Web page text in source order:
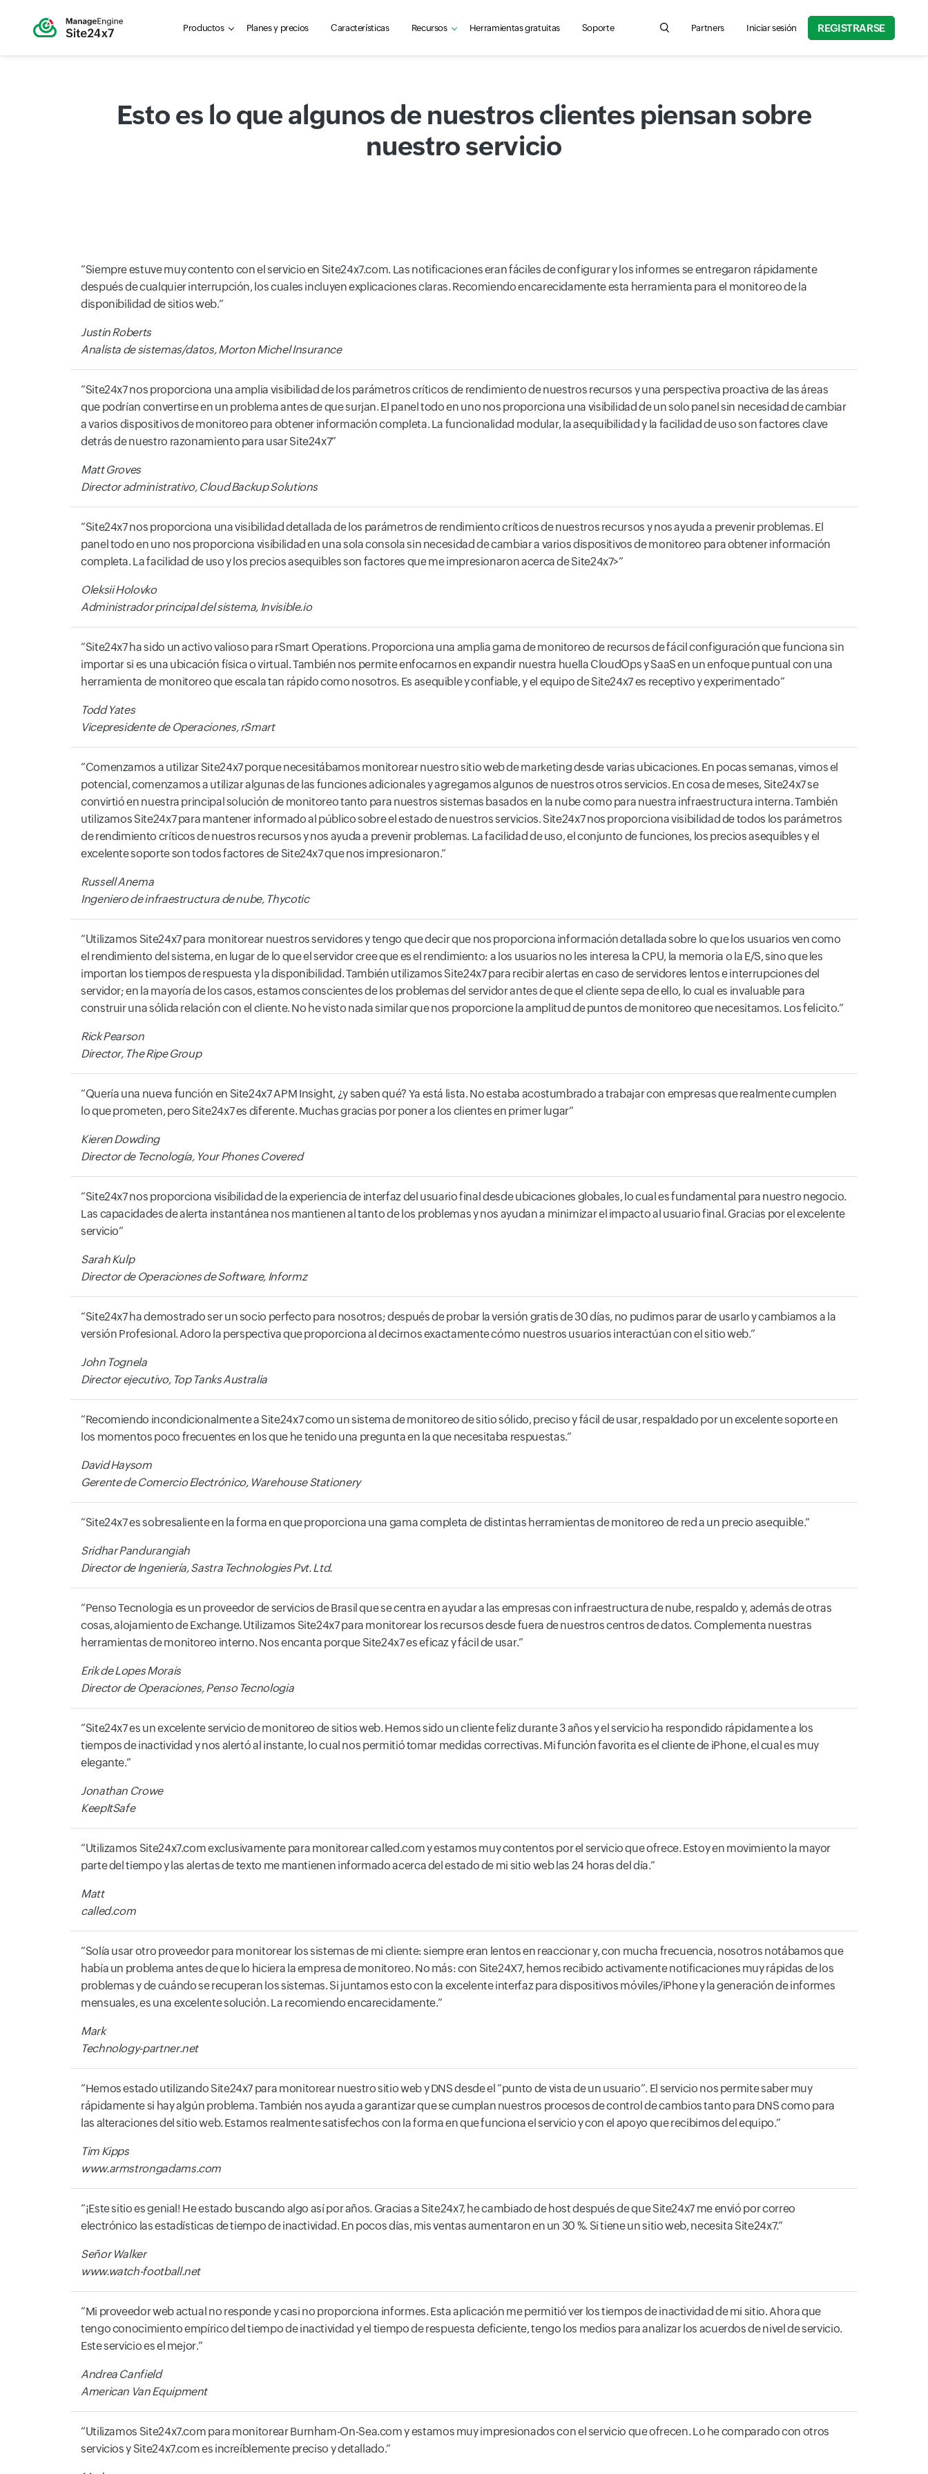
Productos Planes y precios Características Recursos Herramientas gratuitas Soporte Search for product information, help articles, and
Partners Iniciar sesión REGISTRARSE
Esto es lo que algunos de nuestros clientes piensan sobre
nuestro servicio
Siempre estuve muy contento con el servicio en Site24x7.com. Las notificaciones eran fáciles de configurar y los informes se entregaron rápidamente
después de cualquier interrupción, los cuales incluyen explicaciones claras. Recomiendo encarecidamente esta herramienta para el monitoreo de la
disponibilidad de sitios web.
Justin Roberts
Analista de sistemas/datos, Morton Michel Insurance
Site24x7 nos proporciona una amplia visibilidad de los parámetros críticos de rendimiento de nuestros recursos y una perspectiva proactiva de las áreas
que podrían convertirse en un problema antes de que surjan. El panel todo en uno nos proporciona una visibilidad de un solo panel sin necesidad de cambiar
a varios dispositivos de monitoreo para obtener información completa. La funcionalidad modular, la asequibilidad y la facilidad de uso son factores clave
detrás de nuestro razonamiento para usar Site24x7
Matt Groves
Director administrativo, Cloud Backup Solutions
Site24x7 nos proporciona una visibilidad detallada de los parámetros de rendimiento críticos de nuestros recursos y nos ayuda a prevenir problemas. El
panel todo en uno nos proporciona visibilidad en una sola consola sin necesidad de cambiar a varios dispositivos de monitoreo para obtener información
completa. La facilidad de uso y los precios asequibles son factores que me impresionaron acerca de Site24x7>
Oleksii Holovko
Administrador principal del sistema, Invisible.io
Site24x7 ha sido un activo valioso para rSmart Operations. Proporciona una amplia gama de monitoreo de recursos de fácil configuración que funciona sin
importar si es una ubicación física o virtual. También nos permite enfocarnos en expandir nuestra huella CloudOps y SaaS en un enfoque puntual con una
herramienta de monitoreo que escala tan rápido como nosotros. Es asequible y confiable, y el equipo de Site24x7 es receptivo y experimentado
Todd Yates
Vicepresidente de Operaciones, rSmart
Comenzamos a utilizar Site24x7 porque necesitábamos monitorear nuestro sitio web de marketing desde varias ubicaciones. En pocas semanas, vimos el
potencial, comenzamos a utilizar algunas de las funciones adicionales y agregamos algunos de nuestros otros servicios. En cosa de meses, Site24x7 se
convirtió en nuestra principal solución de monitoreo tanto para nuestros sistemas basados en la nube como para nuestra infraestructura interna. También
utilizamos Site24x7 para mantener informado al público sobre el estado de nuestros servicios. Site24x7 nos proporciona visibilidad de todos los parámetros
de rendimiento críticos de nuestros recursos y nos ayuda a prevenir problemas. La facilidad de uso, el conjunto de funciones, los precios asequibles y el
excelente soporte son todos factores de Site24x7 que nos impresionaron.
Russell Anema
Ingeniero de infraestructura de nube, Thycotic
Utilizamos Site24x7 para monitorear nuestros servidores y tengo que decir que nos proporciona información detallada sobre lo que los usuarios ven como
el rendimiento del sistema, en lugar de lo que el servidor cree que es el rendimiento: a los usuarios no les interesa la CPU, la memoria o la E/S, sino que les
importan los tiempos de respuesta y la disponibilidad. También utilizamos Site24x7 para recibir alertas en caso de servidores lentos e interrupciones del
servidor; en la mayoría de los casos, estamos conscientes de los problemas del servidor antes de que el cliente sepa de ello, lo cual es invaluable para
construir una sólida relación con el cliente. No he visto nada similar que nos proporcione la amplitud de puntos de monitoreo que necesitamos. Los felicito.
Rick Pearson
Director, The Ripe Group
Quería una nueva función en Site24x7 APM Insight, ¿y saben qué? Ya está lista. No estaba acostumbrado a trabajar con empresas que realmente cumplen
lo que prometen, pero Site24x7 es diferente. Muchas gracias por poner a los clientes en primer lugar
Kieren Dowding
Director de Tecnología, Your Phones Covered
Site24x7 nos proporciona visibilidad de la experiencia de interfaz del usuario final desde ubicaciones globales, lo cual es fundamental para nuestro negocio.
Las capacidades de alerta instantánea nos mantienen al tanto de los problemas y nos ayudan a minimizar el impacto al usuario final. Gracias por el excelente
servicio
Sarah Kulp
Director de Operaciones de Software, Informz
Site24x7 ha demostrado ser un socio perfecto para nosotros; después de probar la versión gratis de 30 días, no pudimos parar de usarlo y cambiamos a la
versión Profesional. Adoro la perspectiva que proporciona al decirnos exactamente cómo nuestros usuarios interactúan con el sitio web.
John Tognela
Director ejecutivo, Top Tanks Australia
Recomiendo incondicionalmente a Site24x7 como un sistema de monitoreo de sitio sólido, preciso y fácil de usar, respaldado por un excelente soporte en
los momentos poco frecuentes en los que he tenido una pregunta en la que necesitaba respuestas.
David Haysom
Gerente de Comercio Electrónico, Warehouse Stationery
Site24x7 es sobresaliente en la forma en que proporciona una gama completa de distintas herramientas de monitoreo de red a un precio asequible.
Sridhar Pandurangiah
Director de Ingeniería, Sastra Technologies Pvt. Ltd.
Penso Tecnologia es un proveedor de servicios de Brasil que se centra en ayudar a las empresas con infraestructura de nube, respaldo y, además de otras
cosas, alojamiento de Exchange. Utilizamos Site24x7 para monitorear los recursos desde fuera de nuestros centros de datos. Complementa nuestras
herramientas de monitoreo interno. Nos encanta porque Site24x7 es eficaz y fácil de usar.
Erik de Lopes Morais
Director de Operaciones, Penso Tecnologia
Site24x7 es un excelente servicio de monitoreo de sitios web. Hemos sido un cliente feliz durante 3 años y el servicio ha respondido rápidamente a los
tiempos de inactividad y nos alertó al instante, lo cual nos permitió tomar medidas correctivas. Mi función favorita es el cliente de iPhone, el cual es muy
elegante.
Jonathan Crowe
KeepItSafe
Utilizamos Site24x7.com exclusivamente para monitorear called.com y estamos muy contentos por el servicio que ofrece. Estoy en movimiento la mayor
parte del tiempo y las alertas de texto me mantienen informado acerca del estado de mi sitio web las 24 horas del día.
Matt
called.com
Solía usar otro proveedor para monitorear los sistemas de mi cliente: siempre eran lentos en reaccionar y, con mucha frecuencia, nosotros notábamos que
había un problema antes de que lo hiciera la empresa de monitoreo. No más: con Site24X7, hemos recibido activamente notificaciones muy rápidas de los
problemas y de cuándo se recuperan los sistemas. Si juntamos esto con la excelente interfaz para dispositivos móviles/iPhone y la generación de informes
mensuales, es una excelente solución. La recomiendo encarecidamente.
Mark
Technology-partner.net
Hemos estado utilizando Site24x7 para monitorear nuestro sitio web y DNS desde el “punto de vista de un usuario”. El servicio nos permite saber muy
rápidamente si hay algún problema. También nos ayuda a garantizar que se cumplan nuestros procesos de control de cambios tanto para DNS como para
las alteraciones del sitio web. Estamos realmente satisfechos con la forma en que funciona el servicio y con el apoyo que recibimos del equipo.
Tim Kipps
www.armstrongadams.com
¡Este sitio es genial! He estado buscando algo así por años. Gracias a Site24x7, he cambiado de host después de que Site24x7 me envió por correo
electrónico las estadísticas de tiempo de inactividad. En pocos días, mis ventas aumentaron en un 30 %. Si tiene un sitio web, necesita Site24x7.
Señor Walker
www.watch-football.net
Mi proveedor web actual no responde y casi no proporciona informes. Esta aplicación me permitió ver los tiempos de inactividad de mi sitio. Ahora que
tengo conocimiento empírico del tiempo de inactividad y el tiempo de respuesta deficiente, tengo los medios para analizar los acuerdos de nivel de servicio.
Este servicio es el mejor.
Andrea Canfield
American Van Equipment
Utilizamos Site24x7.com para monitorear Burnham-On-Sea.com y estamos muy impresionados con el servicio que ofrecen. Lo he comparado con otros
servicios y Site24x7.com es increíblemente preciso y detallado.